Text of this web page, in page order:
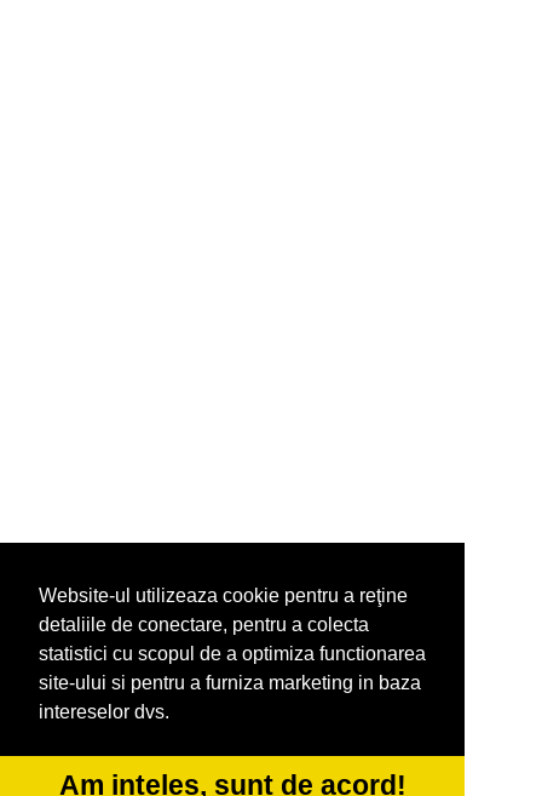
Website-ul utilizeaza cookie pentru a reţine
detaliile de conectare, pentru a colecta
statistici cu scopul de a optimiza functionarea
site-ului si pentru a furniza marketing in baza
intereselor dvs.
Am inteles, sunt de acord!